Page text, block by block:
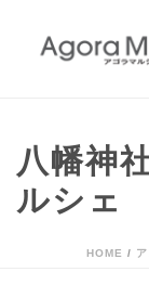
八幡神
ルシェ
HOME /